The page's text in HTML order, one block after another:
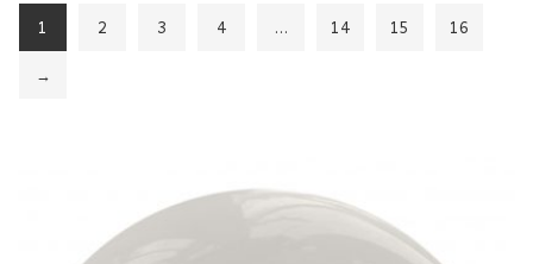
1 2 3 4 … 14 15
16
→